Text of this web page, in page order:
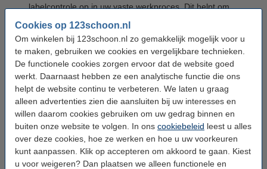
Cookies op 123schoon.nl
Om winkelen bij 123schoon.nl zo gemakkelijk mogelijk voor u
te maken, gebruiken we cookies en vergelijkbare technieken.
De functionele cookies zorgen ervoor dat de website goed
werkt. Daarnaast hebben ze een analytische functie die ons
helpt de website continu te verbeteren. We laten u graag
alleen advertenties zien die aansluiten bij uw interesses en
willen daarom cookies gebruiken om uw gedrag binnen en
buiten onze website te volgen. In ons cookiebeleid leest u alles
over deze cookies, hoe ze werken en hoe u uw voorkeuren
kunt aanpassen. Klik op accepteren om akkoord te gaan. Kiest
u voor weigeren? Dan plaatsen we alleen functionele en
labelcontrole op in uw vaste werkproces. Dit helpt om
Door zorgvuldig en gestructureerd te labelen werkt u
overzichtelijker en voldoet u aan de richtlijnen voor voedselveilig
werken. Dit geeft rust in drukke keukens en zorgt voor een
professionele werkwijze.
Mogelijk ook interessant: